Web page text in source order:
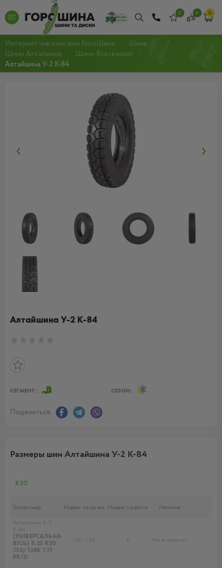
0 0 0
Интернет-магазин шин ГороШина
Шины
Шины Алтайшина
Шины Всесезонні
Алтайшина У-2 К-84
Алтайшина У-2 К-84
СЕГМЕНТ: СЕЗОН:
Поделиться:
Размеры шин Алтайшина У-2 К-84
R20
Типоразмер Индекс нагрузки Индекс скорости
Наличие
Алтайшина У-2
К-84
(УНІВЕРСАЛЬНА
ВІСЬ) 8.25 R20
130/128K TTF
PR10
130/128 K Нет в наличии